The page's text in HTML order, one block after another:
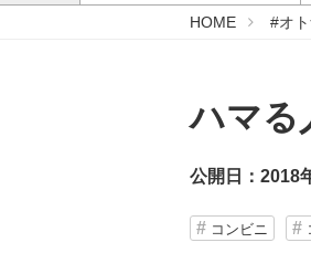
HOME#
#オ
ハマる
公開日：2018
コンビニ